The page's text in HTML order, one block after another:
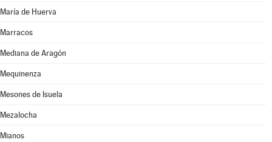
María de Huerva
Marracos
Mediana de Aragón
Mequinenza
Mesones de Isuela
Mezalocha
Mianos